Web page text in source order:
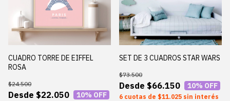
CUADRO TORRE DE EIFFEL
ROSA
$22.050
$24.500
10% OFF
SET DE 3 CUADROS STAR WARS
$66.150
$73.500
10% OFF
6 $11.025 sin interés